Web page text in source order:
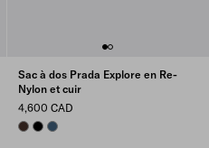
Sac à dos Prada Explore en Re-
Nylon et cuir
4,600 CAD
SIENNA
BLACKAVIATION BLUE